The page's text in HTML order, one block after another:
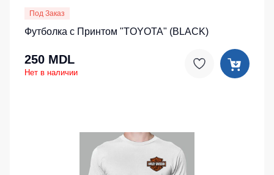
Под Заказ
Футболка с Принтом "TOYOTA" (BLACK)
250 MDL
Нет в наличии